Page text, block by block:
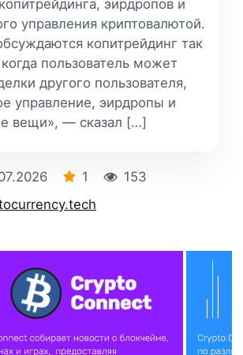
эирдропов и
управления криптовалютой.
копитрейдинг так
пользователь может
другого пользователя,
управление, эирдропы и
вещи», — сказал […]
1
153